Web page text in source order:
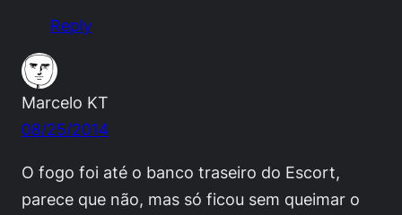
Reply
Marcelo KT
08/25/2014
O fogo foi até o banco traseiro do Escort,
parece que não, mas só ficou sem queimar o